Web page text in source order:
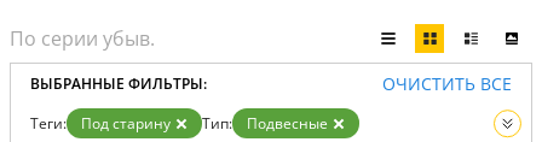
ВЫБРАННЫЕ ФИЛЬТРЫ: ОЧИСТИТЬ ВСЕ
Теги: Под старину Тип:
Подвесные